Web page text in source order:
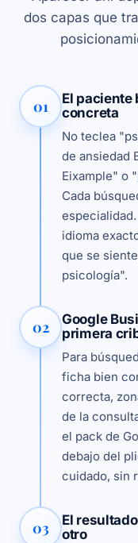
dos capas que
01
El paciente
concreta
No teclea
de ansiedad
Eixample" o
Cada
idioma
que se
psicología".
02
Google
primera
Para
ficha bien
correcta,
de la
el pack de
debajo del
cuidado, sin
03
El
otro